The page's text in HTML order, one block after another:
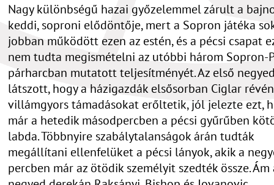
Nagy különbségű hazai győzelemmel zárult a
keddi, soproni elődöntője, mert a Sopron játéka
jobban működött ezen az estén, és a pécsi csapat
nem tudta megismételni az utóbbi három Sopron-
párharcban mutatott teljesítményét. Az első
látszott, hogy a házigazdák elsősorban Ciglar
villámgyors támadásokat erőltetik, jól jelezte ezt,
már a hetedik másodpercben a pécsi gyűrűben
labda. Többnyire szabálytalanságok árán tudták
megállítani ellenfelüket a pécsi lányok, akik a
percben már az ötödik személyit szedték össze. Ám